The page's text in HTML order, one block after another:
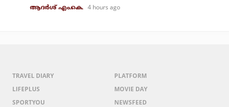
ആദർശ് എം.കെ. 4 hours ago
TRAVEL DIARY
LIFEPLUS
SPORTYOU
PLATFORM
MOVIE DAY
NEWSFEED